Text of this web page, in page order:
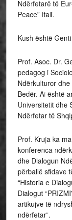
Ndërfetarë të
Peace” Itali.
Kush është
Prof. Asoc. Dr.
pedagog i
Ndërkulturor
Bedër. Ai është
Universitetit dhe
Ndërfetar të
Prof. Kruja ka
konferenca
dhe Dialogun
përballë sfidave
“Historia e
Dialogut
artikujve të
ndërfetar”.